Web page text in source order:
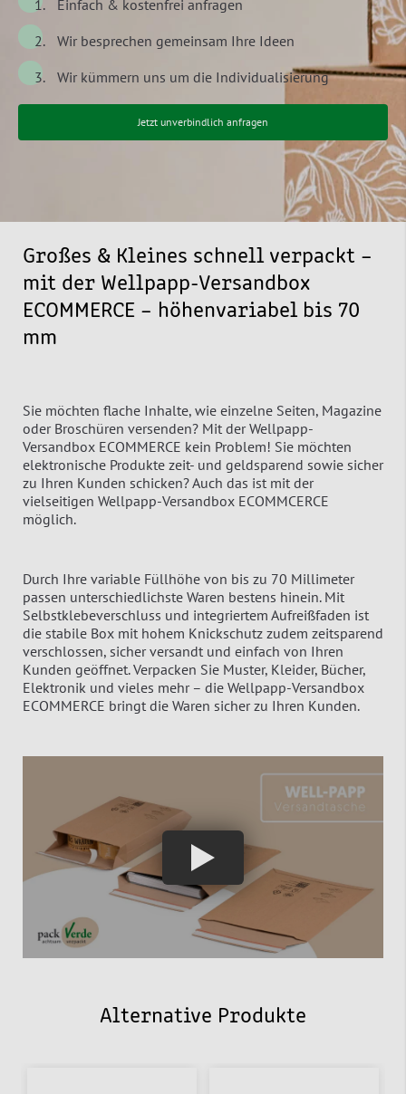
Einfach & kostenfrei anfragen
Wir besprechen gemeinsam Ihre Ideen
Wir kümmern uns um die Individualisierung
Jetzt unverbindlich anfragen
Großes & Kleines schnell verpackt –
mit der Wellpapp-Versandbox
ECOMMERCE – höhenvariabel bis 70
mm
Sie möchten flache Inhalte, wie einzelne Seiten, Magazine
oder Broschüren versenden? Mit der Wellpapp-
Versandbox ECOMMERCE kein Problem! Sie möchten
elektronische Produkte zeit- und geldsparend sowie sicher
zu Ihren Kunden schicken? Auch das ist mit der
vielseitigen Wellpapp-Versandbox ECOMMCERCE
möglich.
Durch Ihre variable Füllhöhe von bis zu 70 Millimeter
passen unterschiedlichste Waren bestens hinein. Mit
Selbstklebeverschluss und integriertem Aufreißfaden ist
die stabile Box mit hohem Knickschutz zudem zeitsparend
verschlossen, sicher versandt und einfach von Ihren
Kunden geöffnet. Verpacken Sie Muster, Kleider, Bücher,
Elektronik und vieles mehr – die Wellpapp-Versandbox
ECOMMERCE bringt die Waren sicher zu Ihren Kunden.
Alternative Produkte